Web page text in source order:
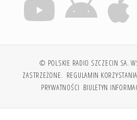
© POLSKIE RADIO SZCZECIN SA.
ZASTRZEŻONE. REGULAMIN
PRYWATNOŚCI BIULETYN